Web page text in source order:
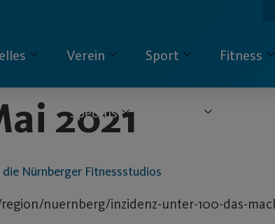
Verein Sport Fitness
Specials
2021
Nürnberger Fitnessstudios
nuernberg/inzidenz-unter-100-das-